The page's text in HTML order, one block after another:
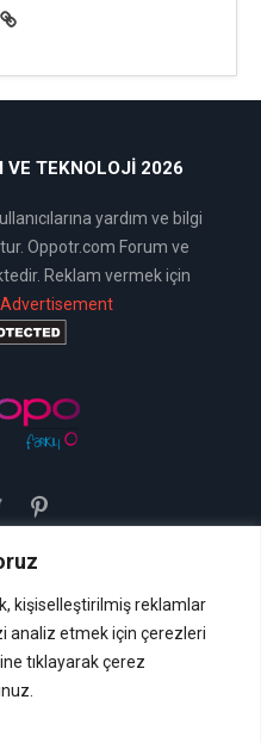
kişiselleştirilmiş reklamlar
analiz etmek için çerezleri
tıklayarak çerez
VE TEKNOLOJI 2026
yardım ve bilgi
Oppotr.com Forum ve
Reklam vermek için
benimsemiştir. Sitemiz,
göre, Site yönetimi
yükümlülüğü yoktur. Bu
/ kaldır prensibini
(
)